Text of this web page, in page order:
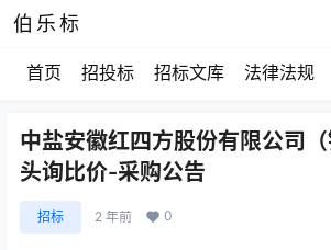
伯乐标
首页 招投标 招标文库 法律法规
中盐安徽红四方股份有限公司
头询比价-采购公告
招标 2 年前 0